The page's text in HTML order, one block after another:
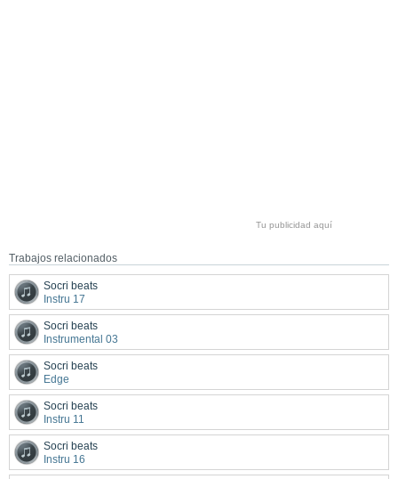
Tu publicidad aquí
Trabajos relacionados
Socri beats
Instru 17
Socri beats
Instrumental 03
Socri beats
Edge
Socri beats
Instru 11
Socri beats
Instru 16